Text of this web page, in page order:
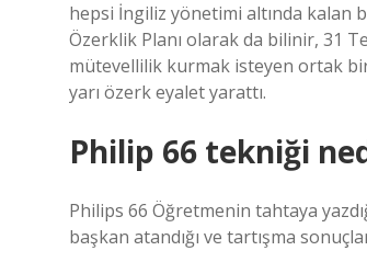
hepsi İngiliz yönetimi altında kalan
Özerklik Planı olarak da bilinir, 31
mütevellilik kurmak isteyen ortak
yarı özerk eyalet yarattı.
Philip 66 tekniği
Philips 66 Öğretmenin tahtaya
başkan atandığı ve tartışma